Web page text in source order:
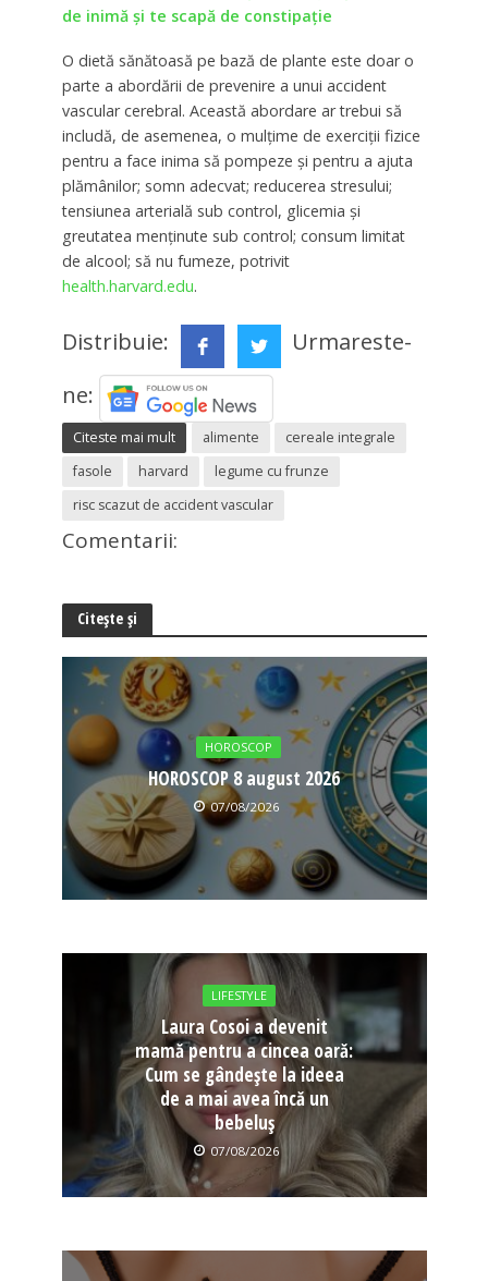
de inimă și te scapă de constipație
O dietă sănătoasă pe bază de plante este doar o
parte a abordării de prevenire a unui accident
vascular cerebral. Această abordare ar trebui să
includă, de asemenea, o mulțime de exerciții fizice
pentru a face inima să pompeze și pentru a ajuta
plămânilor; somn adecvat; reducerea stresului;
tensiunea arterială sub control, glicemia și
greutatea menținute sub control; consum limitat
de alcool; să nu fumeze, potrivit
health.harvard.edu.
Distribuie:
Urmareste-
ne:
Citeste mai mult alimente
cereale integrale
fasole
harvard
legume cu frunze
risc scazut de accident vascular
Comentarii:
Citește și
HOROSCOP
HOROSCOP 8 august 2026
07/08/2026
LIFESTYLE
Laura Cosoi a devenit
mamă pentru a cincea oară:
Cum se gândește la ideea
de a mai avea încă un
bebeluș
07/08/2026